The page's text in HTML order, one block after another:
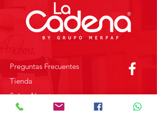
Preguntas Frecuentes
Tienda
Sobre Nosotros
Contacto